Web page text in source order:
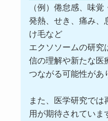
（例）倦怠感、味覚
発熱、せき、痛み、
け毛など
エクソソームの研究
信の理解や新たな医
つながる可能性があ
また、医学研究では
用が期待されていま